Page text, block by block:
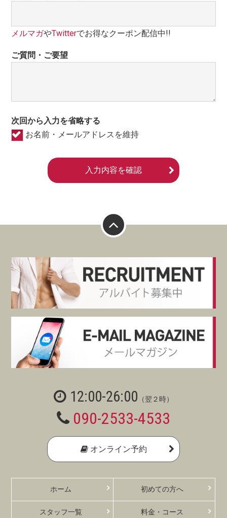
メルマガやTwitterでお得なクーポン配信中!!
ご質問・ご要望
次回から入力を省略する
お名前・メールアドレスを維持
入力内容を確認
12:00-26:00 （翌２時）
090-2533-4533
オンライン予約
ホーム 初めての方へ
スタッフ一覧 料金・コース